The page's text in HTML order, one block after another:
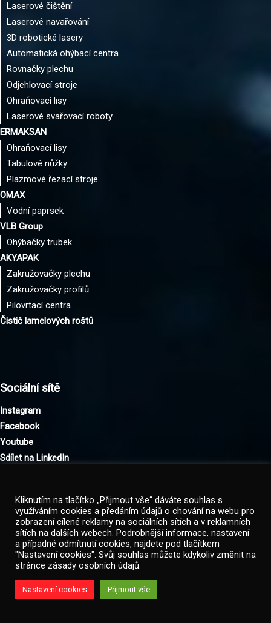
Laserové čištění
Laserové navařování
3D robotické lasery
Automatická ohýbací centra
Rovnačky plechu
Odjehlovací stroje
Ohraňovací lisy
Laserové svařovací roboty
ERMAKSAN
Ohraňovací lisy
Tabulové nůžky
Plazmové řezací stroje
OMAX
Vodní paprsek
VLB Group
Ohýbačky trubek
AKYAPAK
Zakružovačky plechu
Zakružovačky profilů
Pilovrtací centra
Čistič lamelových roštů
Sociální sítě
Instagram
Facebook
Youtube
Sdílet na LinkedIn
Kontakt
info@rimatec.cz
+420 602 197 772
+420 728 109 728
Kliknutím na tlačítko „Přijmout vše“ dáváte souhlas s
využíváním cookies a předáním údajů o chování na webu pro
zobrazení cílené reklamy na sociálních sítích a v reklamních
sítích na dalších webech. Podrobnější informace, nastavení
a případné odmítnutí cookies, najdete pod tlačítkem
"Nastavení cookies". Svůj souhlas můžete kdykoliv změnit na
stránce zásady osobních údajů.
Nastavení cookies Přijmout vše